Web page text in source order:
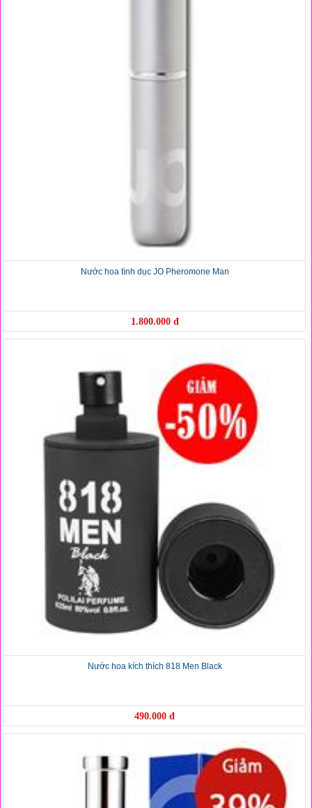
Nước hoa tình dục JO Pheromone Man
1.800.000 đ
Nước hoa kích thích 818 Men Black
490.000 đ